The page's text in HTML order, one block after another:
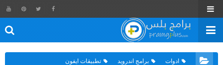
ادوات برامج اندرويد تطبيقات ايفون